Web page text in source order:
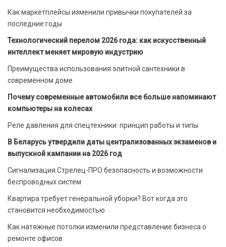
Как маркетплейсы изменили привычки покупателей за
последние годы
Технологический перелом 2026 года: как искусственный
интеллект меняет мировую индустрию
Преимущества использования элитной сантехники в
современном доме
Почему современные автомобили все больше напоминают
компьютеры на колесах
Реле давления для спецтехники: принцип работы и типы
В Беларусь утвердили даты централизованных экзаменов и
выпускной кампании на 2026 год
Сигнализация Стрелец-ПРО безопасность и возможности
беспроводных систем
Квартира требует генеральной уборки? Вот когда это
становится необходимостью
Как натяжные потолки изменили представление бизнеса о
ремонте офисов